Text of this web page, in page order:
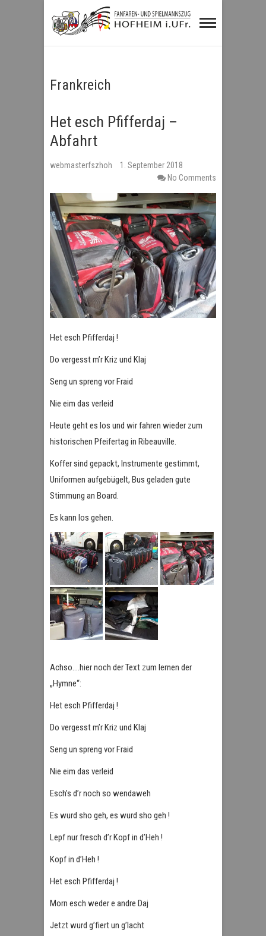
Fanfaren- und
Spielmannszug
Frankreich
Het esch Pfifferdaj –
Abfahrt
webmasterfszhoh
1. September 2018
No Comments
Het esch Pfifferdaj !
Do vergesst m’r Kriz und Klaj
Seng un spreng vor Fraid
Nie eim das verleid
Heute geht es los und wir fahren wieder zum
historischen Pfeifertag in Ribeauville.
Koffer sind gepackt, Instrumente gestimmt,
Uniformen aufgebügelt, Bus geladen gute
Stimmung an Board.
Es kann los gehen.
Achso….hier noch der Text zum lernen der
„Hymne“:
Het esch Pfifferdaj !
Do vergesst m’r Kriz und Klaj
Seng un spreng vor Fraid
Nie eim das verleid
Esch’s d’r noch so wendaweh
Es wurd sho geh, es wurd sho geh !
Lepf nur fresch d’r Kopf in d’Heh !
Kopf in d’Heh !
Het esch Pfifferdaj !
Morn esch weder e andre Daj
Jetzt wurd g’fiert un g’lacht